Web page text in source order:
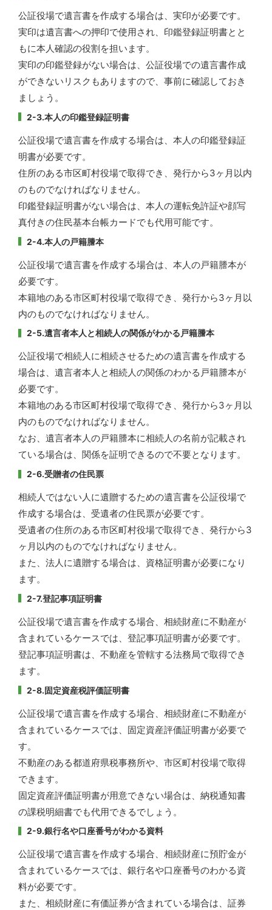
公証役場で遺言書を作成する場合は、実印が必要です。
実印は遺言書への押印で使用され、印鑑登録証明書とと
もに本人確認の役割を担います。
実印の印鑑登録がない場合は、公証役場での遺言書作成
ができないリスクもありますので、事前に確認しておき
ましょう。
2-3.本人の印鑑登録証明書
公証役場で遺言書を作成する場合は、本人の印鑑登録証
明書が必要です。
住所のある市区町村役場で取得でき、発行から3ヶ月以内
のものでなければなりません。
印鑑登録証明書がない場合は、本人の運転免許証や顔写
真付きの住民基本台帳カードでも代用可能です。
2-4.本人の戸籍謄本
公証役場で遺言書を作成する場合は、本人の戸籍謄本が
必要です。
本籍地のある市区町村役場で取得でき、発行から3ヶ月以
内のものでなければなりません。
2-5.遺言者本人と相続人の関係がわかる戸籍謄本
公証役場で相続人に相続させるための遺言書を作成する
場合は、遺言者本人と相続人の関係のわかる戸籍謄本が
必要です。
本籍地のある市区町村役場で取得でき、発行から3ヶ月以
内のものでなければなりません。
なお、遺言者本人の戸籍謄本に相続人の名前が記載され
ている場合は、関係を証明できるので不要となります。
2-6.受贈者の住民票
相続人ではない人に遺贈するための遺言書を公証役場で
作成する場合は、受遺者の住民票が必要です。
受遺者の住所のある市区町村役場で取得でき、発行から3
ヶ月以内のものでなければなりません。
また、法人に遺贈する場合は、資格証明書が必要になり
ます。
2-7.登記事項証明書
公証役場で遺言書を作成する場合、相続財産に不動産が
含まれているケースでは、登記事項証明書が必要です。
登記事項証明書は、不動産を管轄する法務局で取得でき
ます。
2-8.固定資産税評価証明書
公証役場で遺言書を作成する場合、相続財産に不動産が
含まれているケースでは、固定資産評価証明書が必要で
す。
不動産のある都道府県税事務所や、市区町村役場で取得
できます。
固定資産評価証明書が用意できない場合は、納税通知書
の課税明細書でも代用できるでしょう。
2-9.銀行名や口座番号がわかる資料
公証役場で遺言書を作成する場合、相続財産に預貯金が
含まれているケースでは、銀行名や口座番号のわかる資
料が必要です。
また、相続財産に有価証券が含まれている場合は、証券